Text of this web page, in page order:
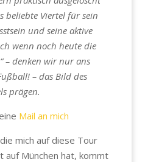
beliebte Viertel für sein
und seine aktive
wenn noch heute die
– denken wir nur ans
– das Bild des
prägen.
Mail an mich
mich auf diese Tour
auf München hat, kommt